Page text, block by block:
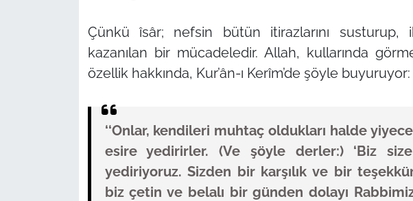
Çünkü îsâr; nefsin bütün itirazlarını susturup,
kazanılan bir mücadeledir. Allah, kullarında
özellik hakkında, Kur’ân-ı Kerîm’de şöyle buyuruyor:
‘‘Onlar, kendileri muhtaç oldukları halde
esire yedirirler. (Ve şöyle derler:) ‘Biz
yediriyoruz. Sizden bir karşılık ve bir
biz çetin ve belalı bir günden dolayı